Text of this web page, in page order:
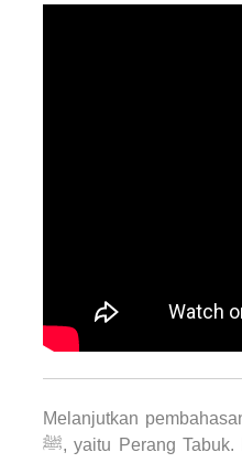
Melanjutkan
ﷺ, yaitu Perang Tabuk. Meskipun pasukan Romawi